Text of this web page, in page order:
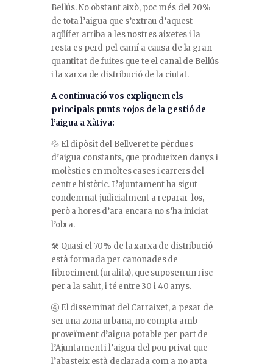
Bellús. No obstant això, poc més del 20%
de tota l’aigua que s’extrau d’aquest
aqüífer arriba a les nostres aixetes i la
resta es perd pel camí a causa de la gran
quantitat de fuites que te el canal de Bellús
i la xarxa de distribució de la ciutat.
A continuació vos expliquem els
principals punts rojos de la gestió de
l’aigua a Xàtiva:
💦 El dipòsit del Bellveret te pèrdues
d’aigua constants, que produeixen danys i
molèsties en moltes cases i carrers del
centre històric. L’ajuntament ha sigut
condemnat judicialment a reparar-los,
però a hores d’ara encara no s’ha iniciat
l’obra.
🛠️ Quasi el 70% de la xarxa de distribució
està formada per canonades de
fibrociment (uralita), que suposen un risc
per a la salut, i té entre 30 i 40 anys.
🚰 El disseminat del Carraixet, a pesar de
ser una zona urbana, no compta amb
proveïment d’aigua potable per part de
l’Ajuntament i l’aigua del pou privat que
l’abasteix està declarada com a no apta